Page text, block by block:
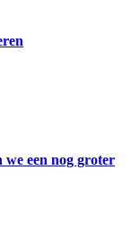
een nog groter